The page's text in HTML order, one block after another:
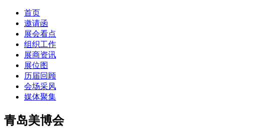
首页
邀请函
展会看点
组织工作
展商资讯
展位图
历届回顾
会场采风
媒体聚集
青岛美博会